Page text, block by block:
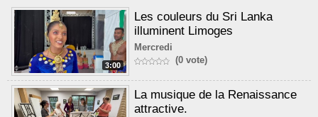
3:00
Les couleurs du Sri Lanka
illuminent Limoges
Mercredi
(0 vote)
La musique de la Renaissance
attractive.